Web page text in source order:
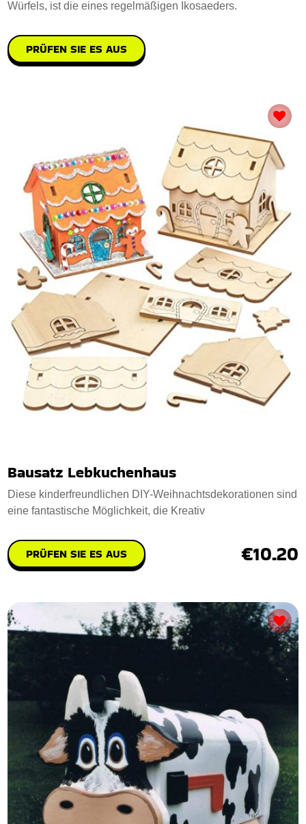
Würfels, ist die eines regelmäßigen Ikosaeders.
PRÜFEN SIE ES AUS
Bausatz Lebkuchenhaus
Diese kinderfreundlichen DIY-Weihnachtsdekorationen sind
eine fantastische Möglichkeit, die Kreativ
PRÜFEN SIE ES AUS €10.20